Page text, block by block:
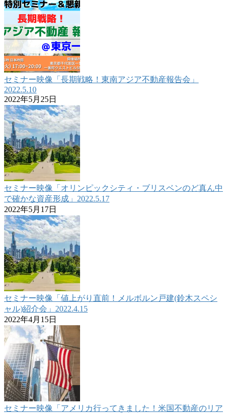
セミナー映像「長期戦略！東南アジア不動産報告会」
2022.5.10
2022年5月25日
セミナー映像「オリンピックシティ・ブリスベンのど真ん中
で確かな資産形成」2022.5.17
2022年5月17日
セミナー映像「値上がり直前！メルボルン戸建(鈴木スペシ
ャル)紹介会」2022.4.15
2022年4月15日
セミナー映像「アメリカ行ってきました！米国不動産のリア